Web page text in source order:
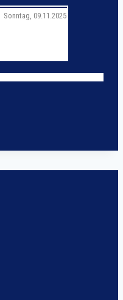
Sonntag, 09.11.2025